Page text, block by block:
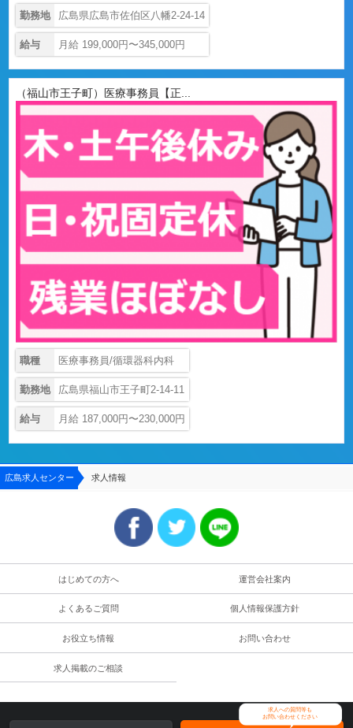
勤務地 広島県広島市佐伯区八幡2-24-14
給与 月給 199,000円〜345,000円
（福山市王子町）医療事務員【正...
職種 医療事務員/循環器科内科
勤務地 広島県福山市王子町2-14-11
給与 月給 187,000円〜230,000円
広島求人センター 求人情報
はじめての方へ 運営会社案内
よくあるご質問 個人情報保護方針
お役立ち情報 お問い合わせ
求人掲載のご相談
求人への質問等も
お問い合わせください